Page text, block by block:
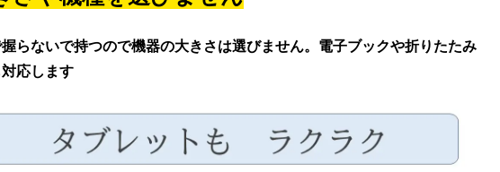
らないで持つので機器の大きさは選びません。電子ブックや折りたたみ
対応します